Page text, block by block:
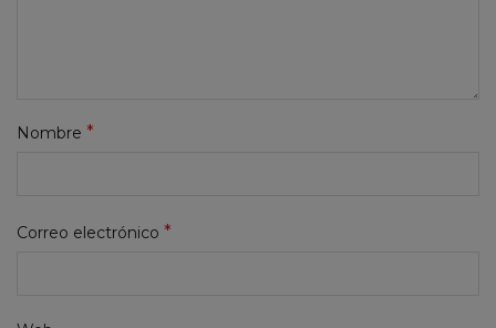
Nombre *
Correo electrónico *